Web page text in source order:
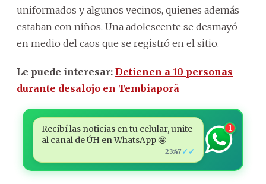
uniformados y algunos vecinos, quienes además
estaban con niños. Una adolescente se desmayó
en medio del caos que se registró en el sitio.
Le puede interesar: Detienen a 10 personas
durante desalojo en Tembiaporã
Recibí las noticias en tu celular, unite
al canal de ÚH en WhatsApp 🤩
23:47 ✓✓
1